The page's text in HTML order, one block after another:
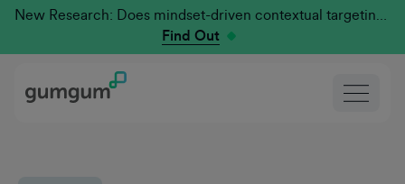
New Research: Does mindset-driven contextual targeting outperform traditional?
Find Out